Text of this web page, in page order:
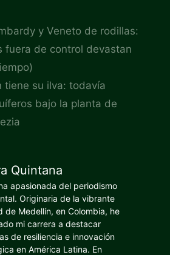
y Veneto de rodillas:
fuera de control devastan
tiene su ilva: todavía
bajo la planta de
Quintana
apasionada del periodismo
Originaria de la vibrante
de Medellín, en Colombia, he
mi carrera a destacar
de resiliencia e innovación
en América Latina. En